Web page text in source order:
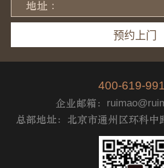
地址 :
400-619-
企业邮箱：
总部地址：北京市通州区环科